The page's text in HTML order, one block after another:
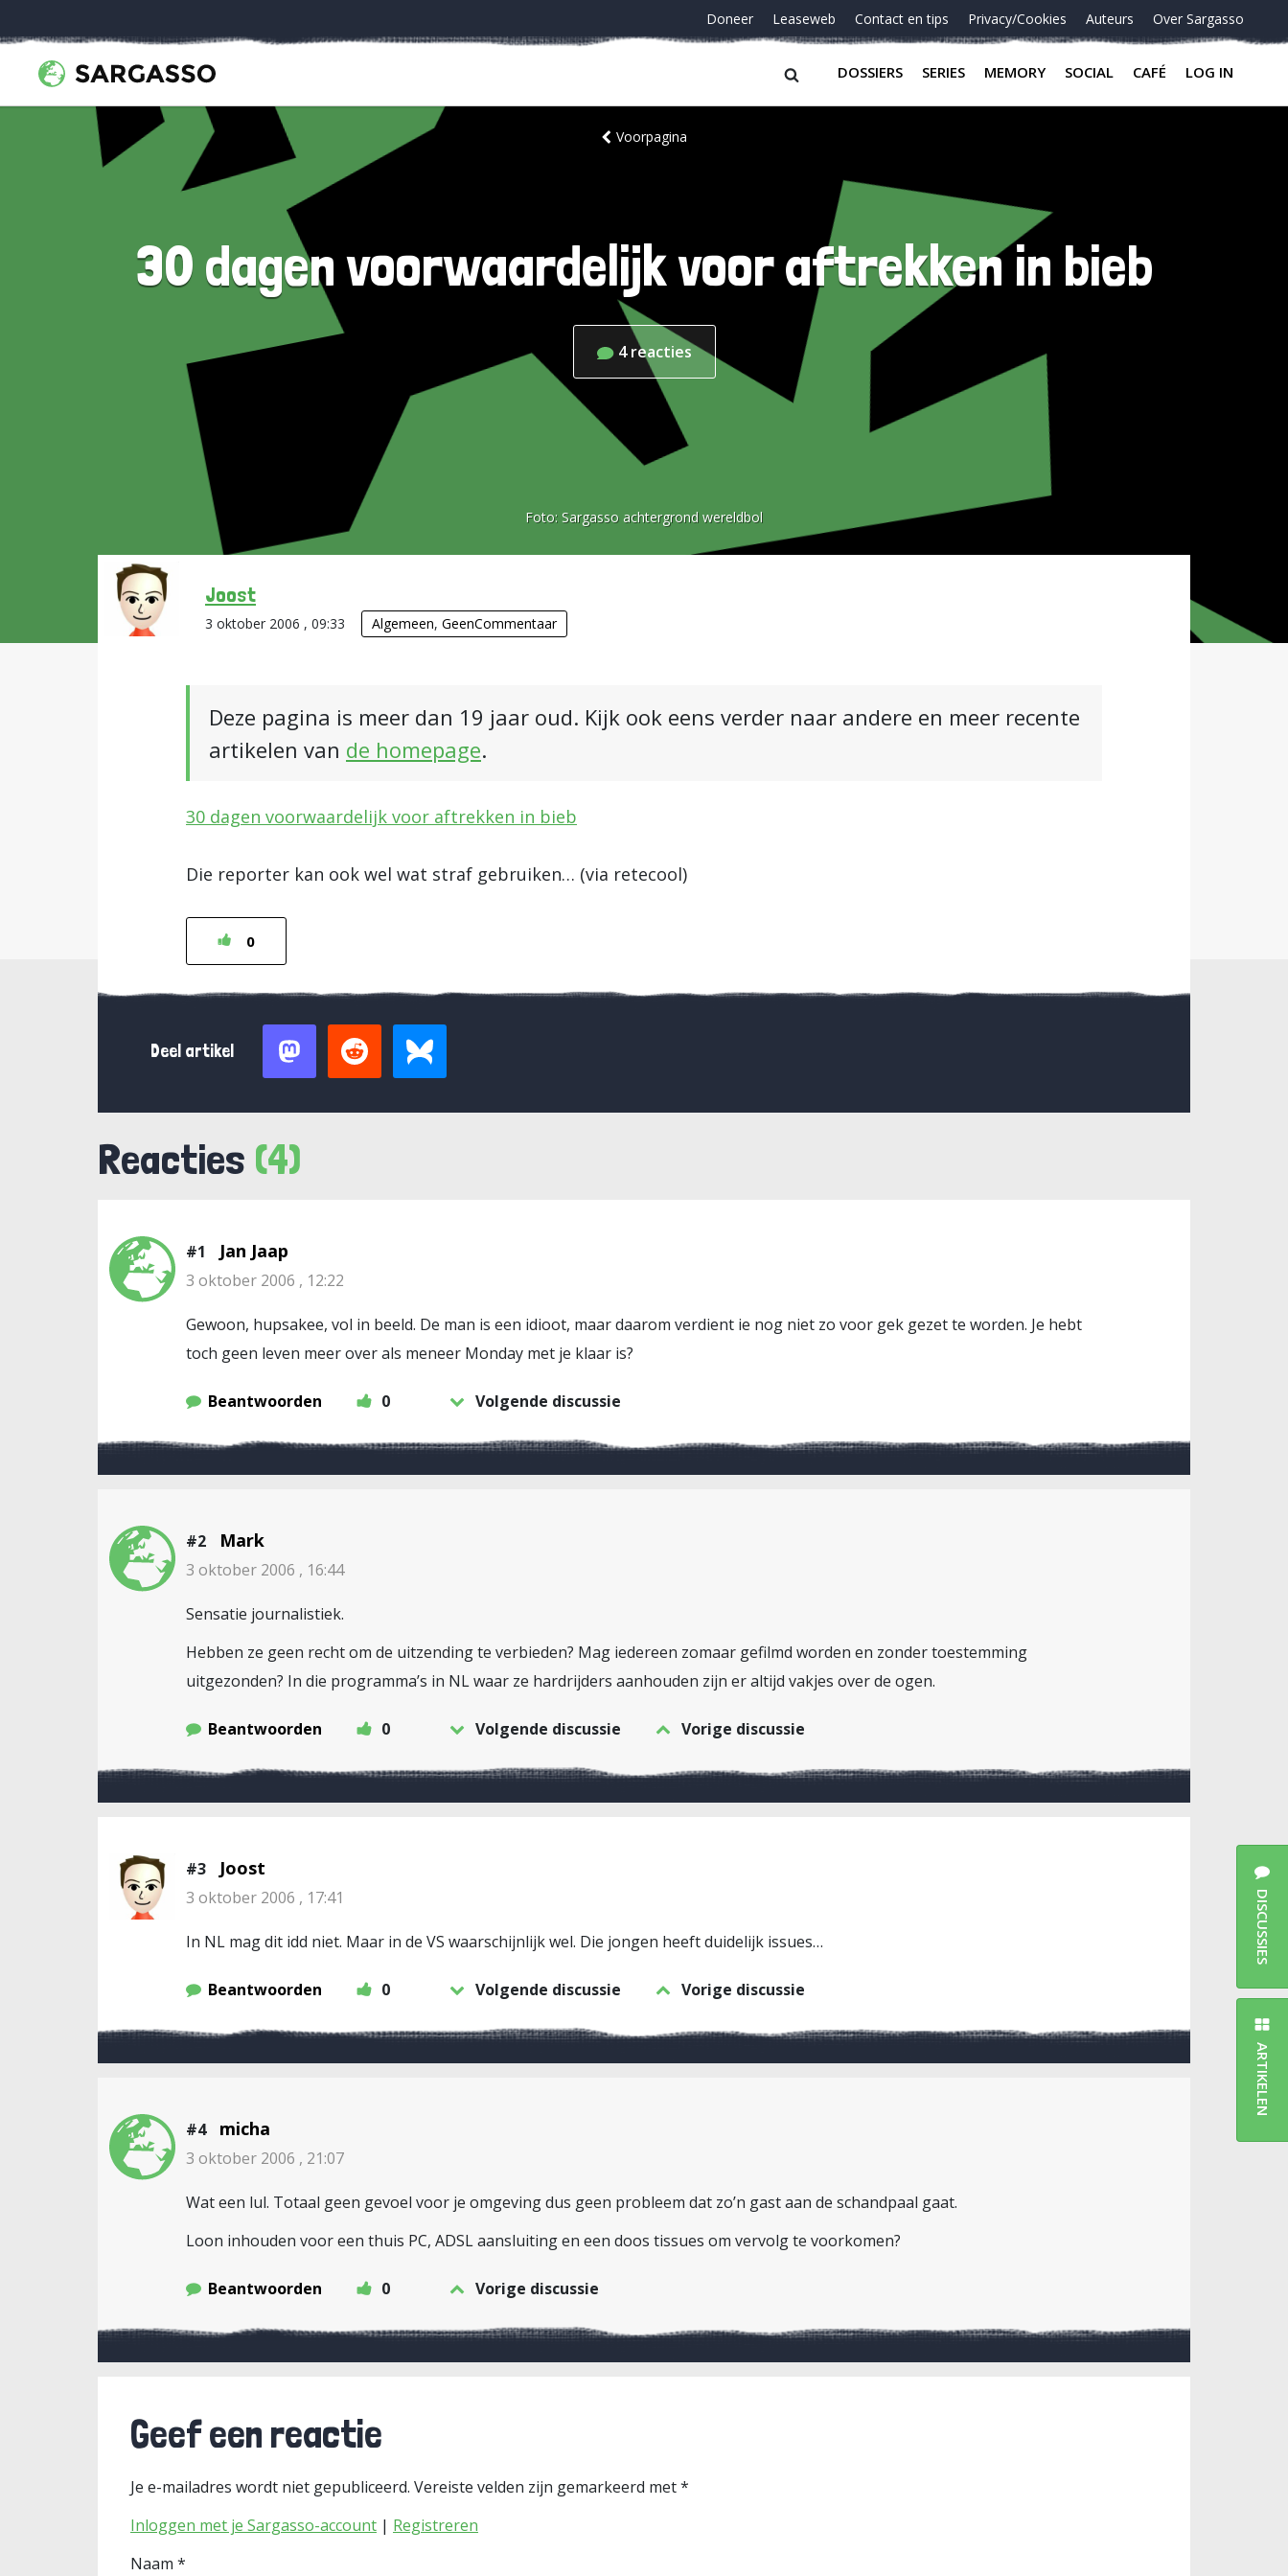
Doneer Leaseweb Contact en tips Privacy/Cookies Auteurs Over Sargasso
DOSSIERS SERIES MEMORY SOCIAL CAFÉ LOG IN
Voorpagina
30 dagen voorwaardelijk voor aftrekken in bieb
4 reacties
Foto: Sargasso achtergrond wereldbol
Joost
3 oktober 2006 , 09:33 Algemeen, GeenCommentaar
Deze pagina is meer dan 19 jaar oud. Kijk ook eens verder naar andere en meer recente
artikelen van de homepage.
30 dagen voorwaardelijk voor aftrekken in bieb
Die reporter kan ook wel wat straf gebruiken… (via retecool)
0
Deel artikel
Reacties (4)
#1 Jan Jaap
3 oktober 2006 , 12:22
Gewoon, hupsakee, vol in beeld. De man is een idioot, maar daarom verdient ie nog niet zo voor gek gezet te worden. Je hebt
toch geen leven meer over als meneer Monday met je klaar is?
Beantwoorden 0 Volgende discussie
#2 Mark
3 oktober 2006 , 16:44
Sensatie journalistiek.
Hebben ze geen recht om de uitzending te verbieden? Mag iedereen zomaar gefilmd worden en zonder toestemming
uitgezonden? In die programma’s in NL waar ze hardrijders aanhouden zijn er altijd vakjes over de ogen.
Beantwoorden 0 Volgende discussie Vorige discussie
#3 Joost
3 oktober 2006 , 17:41
In NL mag dit idd niet. Maar in de VS waarschijnlijk wel. Die jongen heeft duidelijk issues…
Beantwoorden 0 Volgende discussie Vorige discussie
#4 micha
3 oktober 2006 , 21:07
Wat een lul. Totaal geen gevoel voor je omgeving dus geen probleem dat zo’n gast aan de schandpaal gaat.
Loon inhouden voor een thuis PC, ADSL aansluiting en een doos tissues om vervolg te voorkomen?
Beantwoorden 0 Vorige discussie
Geef een reactie
Je e-mailadres wordt niet gepubliceerd. Vereiste velden zijn gemarkeerd met*
Inloggen met je Sargasso-account | Registreren
Naam *
DISCUSSIES
ARTIKELEN